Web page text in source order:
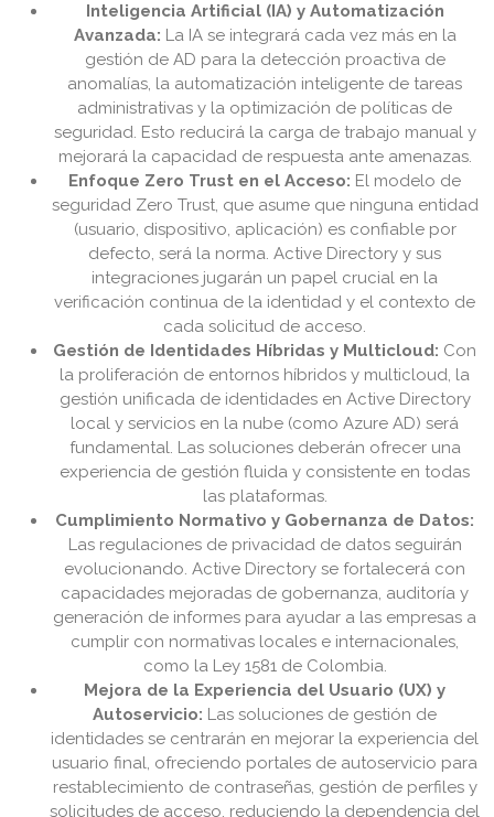
Inteligencia Artificial (IA) y Automatización
Avanzada: La IA se integrará cada vez más en la
gestión de AD para la detección proactiva de
anomalías, la automatización inteligente de tareas
administrativas y la optimización de políticas de
seguridad. Esto reducirá la carga de trabajo manual y
mejorará la capacidad de respuesta ante amenazas.
Enfoque Zero Trust en el Acceso: El modelo de
seguridad Zero Trust, que asume que ninguna entidad
(usuario, dispositivo, aplicación) es confiable por
defecto, será la norma. Active Directory y sus
integraciones jugarán un papel crucial en la
verificación continua de la identidad y el contexto de
cada solicitud de acceso.
Gestión de Identidades Híbridas y Multicloud: Con
la proliferación de entornos híbridos y multicloud, la
gestión unificada de identidades en Active Directory
local y servicios en la nube (como Azure AD) será
fundamental. Las soluciones deberán ofrecer una
experiencia de gestión fluida y consistente en todas
las plataformas.
Cumplimiento Normativo y Gobernanza de Datos:
Las regulaciones de privacidad de datos seguirán
evolucionando. Active Directory se fortalecerá con
capacidades mejoradas de gobernanza, auditoría y
generación de informes para ayudar a las empresas a
cumplir con normativas locales e internacionales,
como la Ley 1581 de Colombia.
Mejora de la Experiencia del Usuario (UX) y
Autoservicio: Las soluciones de gestión de
identidades se centrarán en mejorar la experiencia del
usuario final, ofreciendo portales de autoservicio para
restablecimiento de contraseñas, gestión de perfiles y
solicitudes de acceso, reduciendo la dependencia del